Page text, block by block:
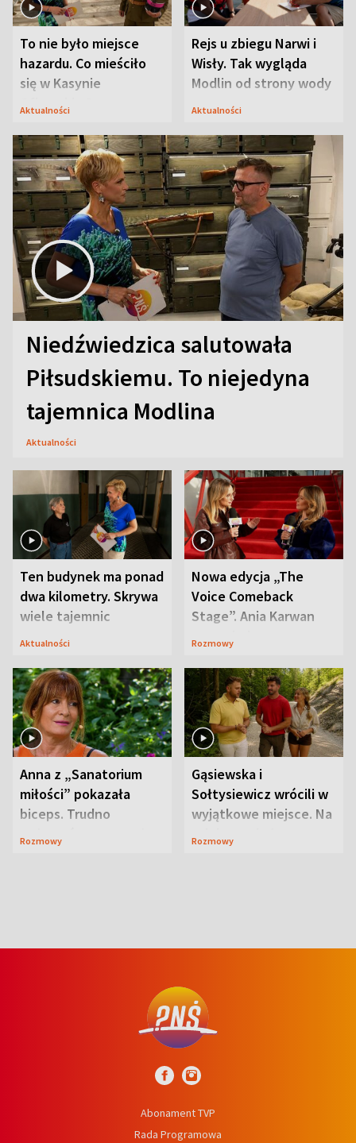
To nie było miejsce
hazardu. Co mieściło
się w Kasynie
Oficerskim?
Aktualności
Rejs u zbiegu Narwi i
Wisły. Tak wygląda
Modlin od strony wody
Aktualności
Niedźwiedzica salutowała
Piłsudskiemu. To niejedyna
tajemnica Modlina
Aktualności
Ten budynek ma ponad
dwa kilometry. Skrywa
wiele tajemnic
Aktualności
Nowa edycja „The
Voice Comeback
Stage”. Ania Karwan
zapowiada
Rozmowy
Anna z „Sanatorium
miłości” pokazała
biceps. Trudno
uwierzyć, co przeszła
Rozmowy
Gąsiewska i
Sołtysiewicz wrócili w
wyjątkowe miejsce. Na
szlaku czekał
Rozmowy
Abonament TVP
Rada Programowa